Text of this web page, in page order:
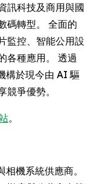
訊科技及商用與國
碼轉型。 全面的
監控、智能公用設
各種應用。 透過
構於現今由 AI 驅
爭優勢。
。
機系統供應商。